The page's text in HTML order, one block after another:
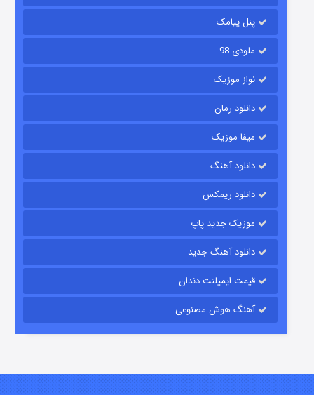
قسمت
منتشر شد
قسمت۱۵ (دوبله) منتشر شد
زیرزمین
پنل پیامک
ملودی 98
نواز موزیک
دانلود رمان
میفا موزیک
دانلود آهنگ
دانلود ریمکس
موزیک جدید پاپ
دانلود آهنگ جدید
قیمت ایمپلنت دندان
آهنگ هوش مصنوعی